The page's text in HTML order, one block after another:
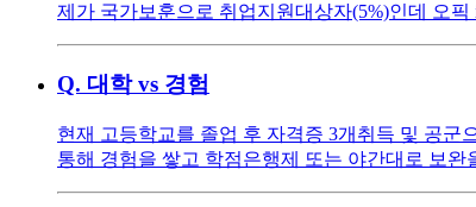
제가 국가보훈으로 취업지원대상자(5%)인데 오
Q. 대학 vs 경험
현재 고등학교를 졸업 후 자격증 3개취득 및 공군
통해 경험을 쌓고 학점은행제 또는 야간대로 보